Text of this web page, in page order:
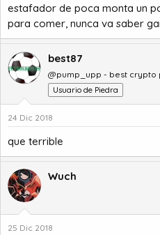
estafador de poca monta un
para comer, nunca va saber
best87
@pump_upp - best crypto
Usuario de Piedra
24 Dic 2018
que terrible
Wuch
25 Dic 2018